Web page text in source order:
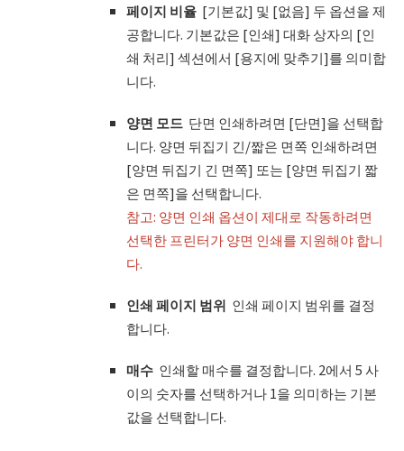
페이지 비율 [기본값] 및 [없음] 두 옵션을 제
공합니다. 기본값은 [인쇄] 대화 상자의 [인
쇄 처리] 섹션에서 [용지에 맞추기]를 의미합
니다.
양면 모드 단면 인쇄하려면 [단면]을 선택합
니다. 양면 뒤집기 긴/짧은 면쪽 인쇄하려면
[양면 뒤집기 긴 면쪽] 또는 [양면 뒤집기 짧
은 면쪽]을 선택합니다.
참고: 양면 인쇄 옵션이 제대로 작동하려면
선택한 프린터가 양면 인쇄를 지원해야 합니
다.
인쇄 페이지 범위 인쇄 페이지 범위를 결정
합니다.
매수 인쇄할 매수를 결정합니다. 2에서 5 사
이의 숫자를 선택하거나 1을 의미하는 기본
값을 선택합니다.